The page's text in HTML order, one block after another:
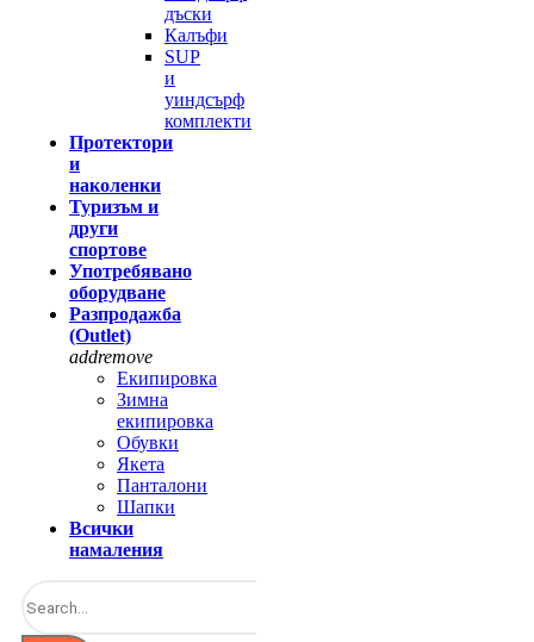
дъски
Калъфи
SUP
и
уиндсърф
комплекти
Протектори
и
наколенки
Туризъм и
други
спортове
Употребявано
оборудване
Разпродажба
(Outlet)
addremove
Екипировка
Зимна
екипировка
Обувки
Якета
Панталони
Шапки
Всички
намаления